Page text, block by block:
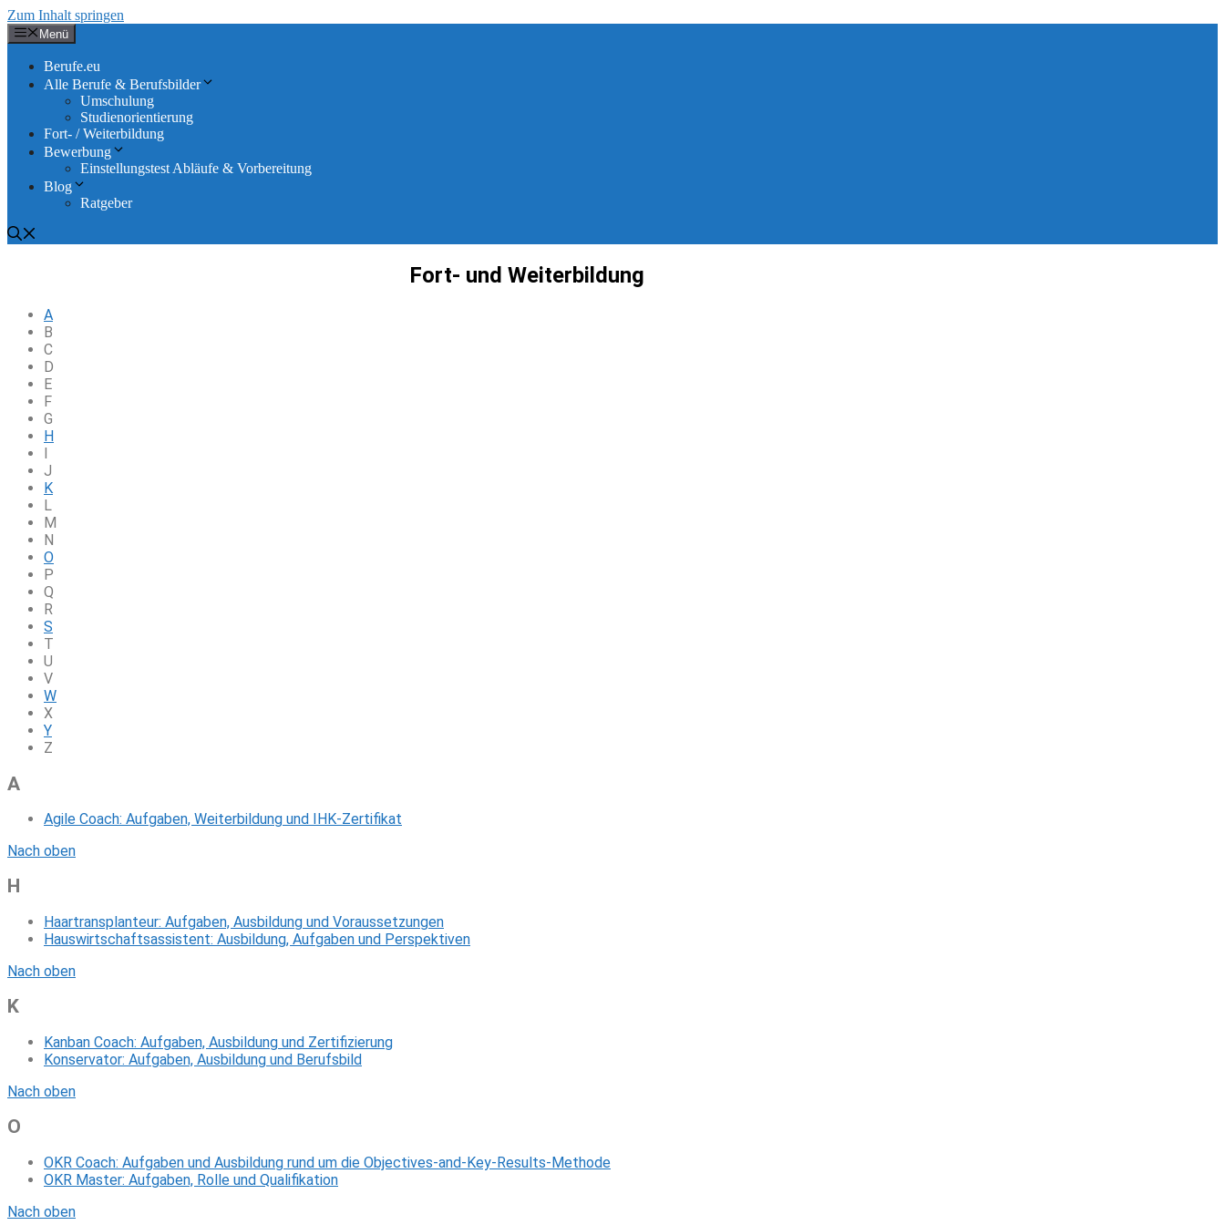
Zum Inhalt springen
Menü
Berufe.eu
Alle Berufe & Berufsbilder
Umschulung
Studienorientierung
Fort- / Weiterbildung
Bewerbung
Einstellungstest Abläufe & Vorbereitung
Blog
Ratgeber
Fort- und Weiterbildung
A
B
C
D
E
F
G
H
I
J
K
L
M
N
O
P
Q
R
S
T
U
V
W
X
Y
Z
A
Agile Coach: Aufgaben, Weiterbildung und IHK-Zertifikat
Nach oben
H
Haartransplanteur: Aufgaben, Ausbildung und Voraussetzungen
Hauswirtschaftsassistent: Ausbildung, Aufgaben und Perspektiven
Nach oben
K
Kanban Coach: Aufgaben, Ausbildung und Zertifizierung
Konservator: Aufgaben, Ausbildung und Berufsbild
Nach oben
O
OKR Coach: Aufgaben und Ausbildung rund um die Objectives-and-Key-Results-Methode
OKR Master: Aufgaben, Rolle und Qualifikation
Nach oben